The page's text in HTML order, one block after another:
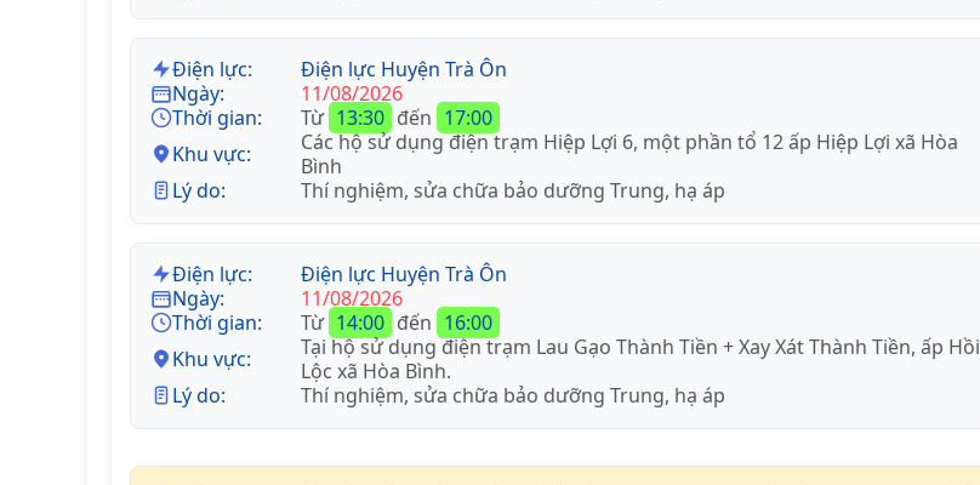
Điện lực:
Điện lực Huyện Trà Ôn
Ngày:
11/08/2026
Thời gian:
Từ 13:30 đến 17:00
Khu vực:
Các hộ sử dụng điện trạm Hiệp Lợi 6, một phần tổ 12 ấp Hiệp Lợi xã Hòa
Bình
Lý do:
Thí nghiệm, sửa chữa bảo dưỡng Trung, hạ áp
Điện lực:
Điện lực Huyện Trà Ôn
Ngày:
11/08/2026
Thời gian:
Từ 14:00 đến 16:00
Khu vực:
Tại hộ sử dụng điện trạm Lau Gạo Thành Tiền + Xay Xát Thành Tiền, ấp Hồi
Lộc xã Hòa Bình.
Lý do:
Thí nghiệm, sửa chữa bảo dưỡng Trung, hạ áp